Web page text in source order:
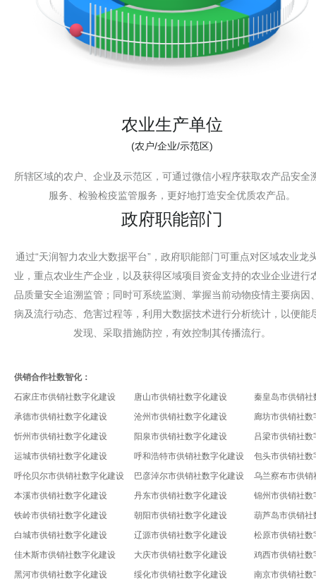
农业生产单位
(农户/企业/示范区)
所辖区域的农户、企业及示范区，可通过微信小程序获取农产品安全
服务、检验检疫监管服务，更好地打造安全优质农产品。
政府职能部门
通过“天润智力农业大数据平台”，政府职能部门可重点对区域农业龙
业，重点农业生产企业，以及获得区域项目资金支持的农业企业进行
品质量安全追溯监管；同时可系统监测、掌握当前动物疫情主要病因
病及流行动态、危害过程等，利用大数据技术进行分析统计，以便能
发现、采取措施防控，有效控制其传播流行。
供销合作社数智化：
石家庄市供销社数字化建设
唐山市供销社数字化建设
秦皇岛市供销社
承德市供销社数字化建设
沧州市供销社数字化建设
廊坊市供销社数
忻州市供销社数字化建设
阳泉市供销社数字化建设
吕梁市供销社数
运城市供销社数字化建设
呼和浩特市供销社数字化建设
包头市供销社数
呼伦贝尔市供销社数字化建设
巴彦淖尔市供销社数字化建设
乌兰察布市供销
本溪市供销社数字化建设
丹东市供销社数字化建设
锦州市供销社数
铁岭市供销社数字化建设
朝阳市供销社数字化建设
葫芦岛市供销社
白城市供销社数字化建设
辽源市供销社数字化建设
松原市供销社数
佳木斯市供销社数字化建设
大庆市供销社数字化建设
鸡西市供销社数
黑河市供销社数字化建设
绥化市供销社数字化建设
南京市供销社数